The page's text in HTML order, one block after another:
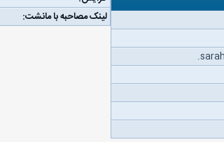
لینک مصاحبه با مانشت: